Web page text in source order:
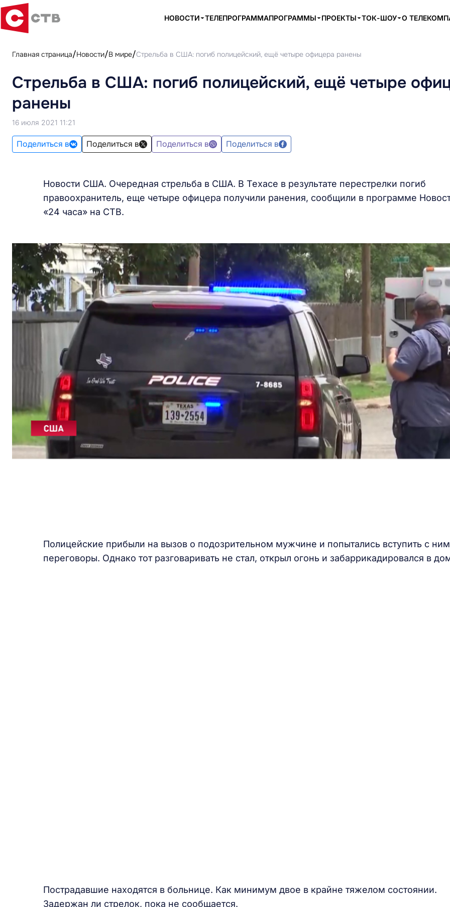
НОВОСТИ ТЕЛЕПРОГРАММАПРОГРАММЫ ПРОЕКТЫ ТОК-ШОУ О
Главная страница Новости В мире Стрельба в США: погиб полицейский, ещё четыре офицера ранены
Стрельба в США: погиб полицейский, ещё четыре
ранены
16 июля 2021 11:21
Поделиться в Поделиться в Поделиться в Поделиться в
Новости США. Очередная стрельба в США. В Техасе в результате перестрелки погиб
правоохранитель, еще четыре офицера получили ранения, сообщили в программе
«24 часа» на СТВ.
Полицейские прибыли на вызов о подозрительном мужчине и попытались вступить с
переговоры. Однако тот разговаривать не стал, открыл огонь и забаррикадировался в
Пострадавшие находятся в больнице. Как минимум двое в крайне тяжелом состоянии.
Задержан ли стрелок, пока не сообщается.